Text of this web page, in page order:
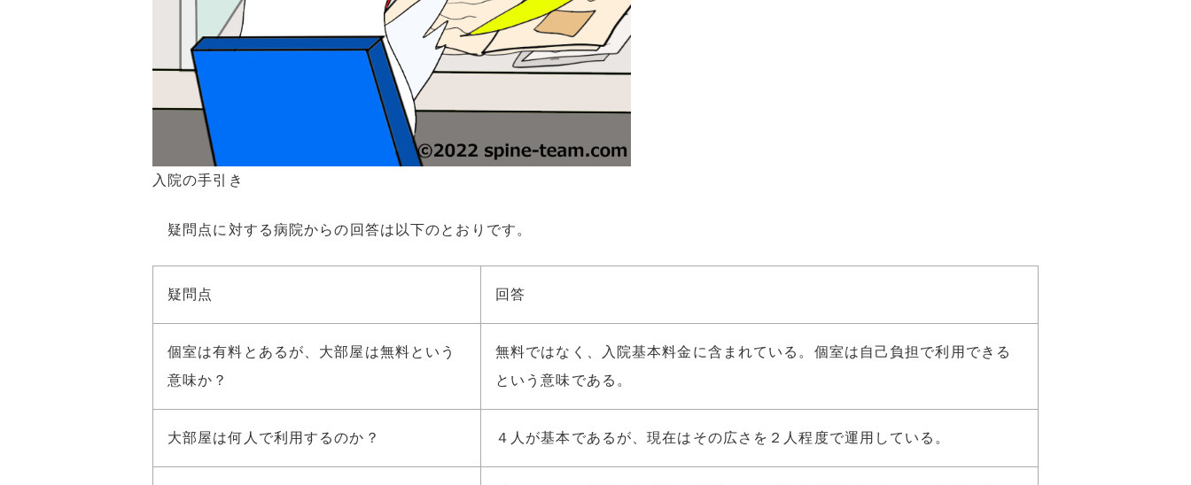
入院の手引き
疑問点に対する病院からの回答は以下のとおりです。
疑問点 回答
個室は有料とあるが、大部屋は無料という
意味か？
無料ではなく、入院基本料金に含まれている。個室は自己負担で利用できる
という意味である。
大部屋は何人で利用するのか？ ４人が基本であるが、現在はその広さを２人程度で運用している。